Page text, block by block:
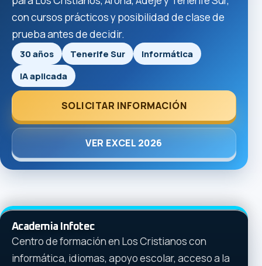
con cursos prácticos y posibilidad de clase de
prueba antes de decidir.
30 años Tenerife Sur
Informática
IA aplicada
SOLICITAR INFORMACIÓN
VER EXCEL 2026
Academia Infotec
Centro de formación en Los Cristianos con
informática, idiomas, apoyo escolar, acceso a la